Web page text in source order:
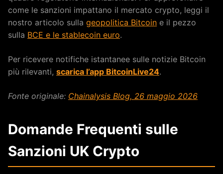
come le sanzioni impattano il mercato crypto, leggi il
nostro articolo sulla geopolitica Bitcoin e il pezzo
sulla BCE e le stablecoin euro.
Per ricevere notifiche istantanee sulle notizie Bitcoin
più rilevanti, scarica l’app BitcoinLive24.
Fonte originale: Chainalysis Blog, 26 maggio 2026
Domande Frequenti sulle
Sanzioni UK Crypto